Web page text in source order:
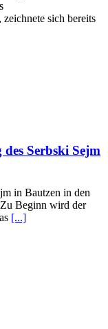
sich bereits
Serbski Sejm
in Bautzen in den
Zu Beginn wird der
[...]